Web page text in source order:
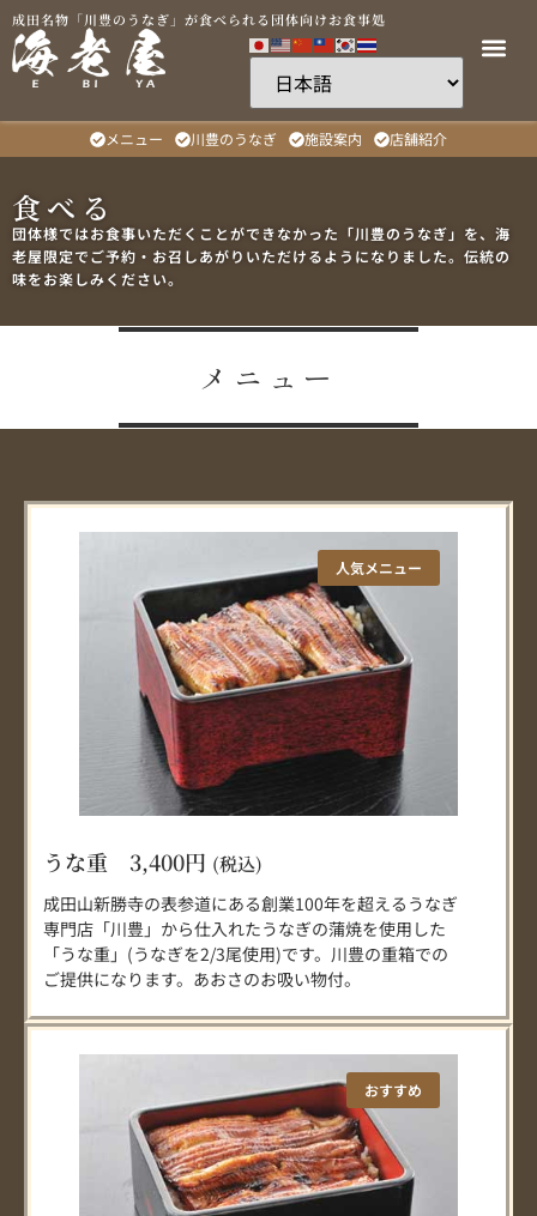
成田名物「川豊のうなぎ」が食べられる団体向けお食事処
メニュー 川豊のうなぎ 施設案内 店舗紹介
食べる
団体様ではお食事いただくことができなかった「川豊のうなぎ」を、海
老屋限定でご予約・お召しあがりいただけるようになりました。伝統の
味をお楽しみください。
メニュー
うな重 3,400円 (税込)
成田山新勝寺の表参道にある創業100年を超えるうなぎ
専門店「川豊」から仕入れたうなぎの蒲焼を使用した
「うな重」(うなぎを2/3尾使用)です。川豊の重箱での
ご提供になります。あおさのお吸い物付。
人気メニュー
おすすめ